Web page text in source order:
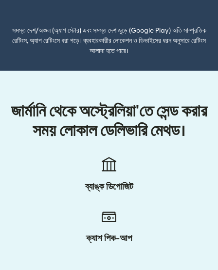
সমস্ত দেশ/অঞ্চল (অ্যাপ স্টোর) এবং সমস্ত দেশ জুড়ে (Google Play) অতি সাম্প্রতিক
রেটিংস, অ্যাপ রেটিংসে ধরা পড়ে। ব্যবহারকারীর লোকেশন ও ডিভাইসের ধরন অনুসারে রেটিংস
আলাদা হতে পারে।
জার্মানি থেকে অস্ট্রেলিয়া'তে সেন্ড করার
সময় লোকাল ডেলিভারি মেথড।
ব্যাঙ্ক ডিপোজিট
ক্যাশ পিক-আপ